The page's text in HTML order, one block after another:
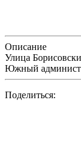
Описание
Улица
Южный
Поделиться: